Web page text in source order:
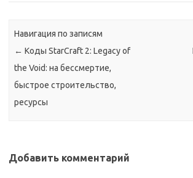
Навигация по записям
← Коды StarCraft 2: Legacy of
the Void: на бессмертие,
быстрое строительство,
ресурсы
Добавить комментарий